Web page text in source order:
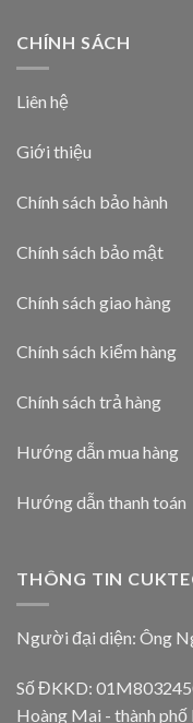
CHÍNH SÁCH
Liên hệ
Giới thiệu
Chính sách bảo hành
Chính sách bảo mật
Chính sách giao hàng
Chính sách kiểm hàng
Chính sách trả hàng
Hướng dẫn mua hàng
Hướng dẫn thanh toán
THÔNG TIN
Người đại diện: Ông
Số ĐKKD:
Hoàng Mai - thành